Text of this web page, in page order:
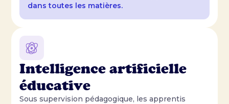
dans toutes les matières.
Intelligence artificielle
éducative
Sous supervision pédagogique, les apprentis